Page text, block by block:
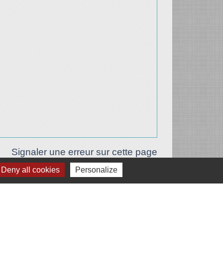
Signaler une erreur sur cette page
Deny all cookies Personalize